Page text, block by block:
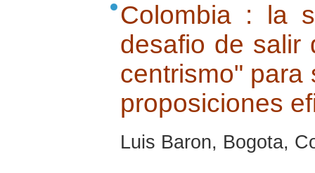
Colombia : la
desafio de salir
centrismo" para
proposiciones
Luis Baron, Bogota,